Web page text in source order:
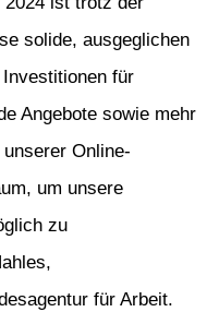
solide, ausgeglichen
für
Angebote sowie mehr
Online-
um unsere
zu
für Arbeit.